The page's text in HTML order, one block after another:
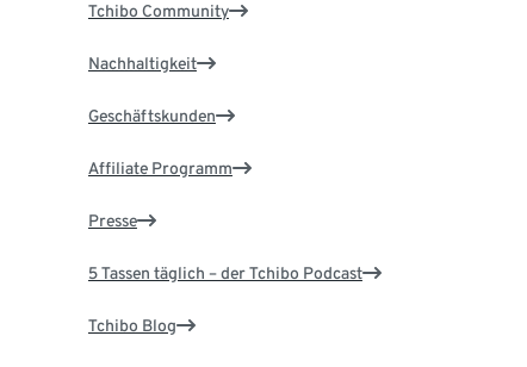
Tchibo Community
Nachhaltigkeit
Geschäftskunden
Affiliate Programm
Presse
5 Tassen täglich – der Tchibo Podcast
Tchibo Blog